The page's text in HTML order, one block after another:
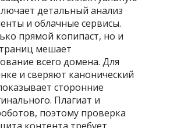
детальный анализ
и облачные сервисы.
прямой копипаст, но и
мешает
всего домена. Для
и сверяют канонический
сторонние
Плагиат и
поэтому проверка